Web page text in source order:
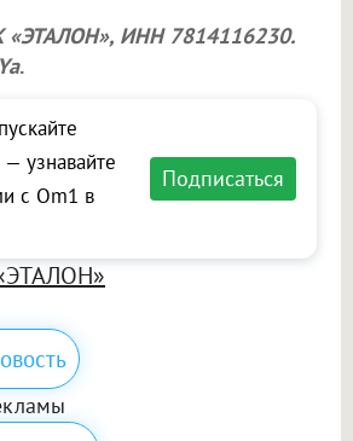
«ЭТАЛОН», ИНН 7814116230.
.
узнавайте
с Om1 в
Подписаться